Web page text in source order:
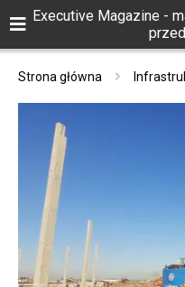
Executive Magazine -
Strona główna